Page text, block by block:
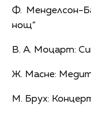
Ф. Менделсон-
нощ“
В. А. Моцарт:
Ж. Масне:
М. Брух: